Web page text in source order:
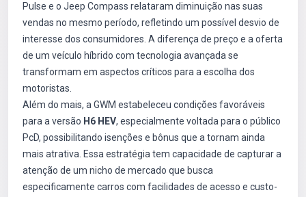
Pulse e o Jeep Compass relataram diminuição nas suas
vendas no mesmo período, refletindo um possível desvio de
interesse dos consumidores. A diferença de preço e a oferta
de um veículo híbrido com tecnologia avançada se
transformam em aspectos críticos para a escolha dos
motoristas.
Além do mais, a GWM estabeleceu condições favoráveis
para a versão H6 HEV, especialmente voltada para o público
PcD, possibilitando isenções e bônus que a tornam ainda
mais atrativa. Essa estratégia tem capacidade de capturar a
atenção de um nicho de mercado que busca
especificamente carros com facilidades de acesso e custo-